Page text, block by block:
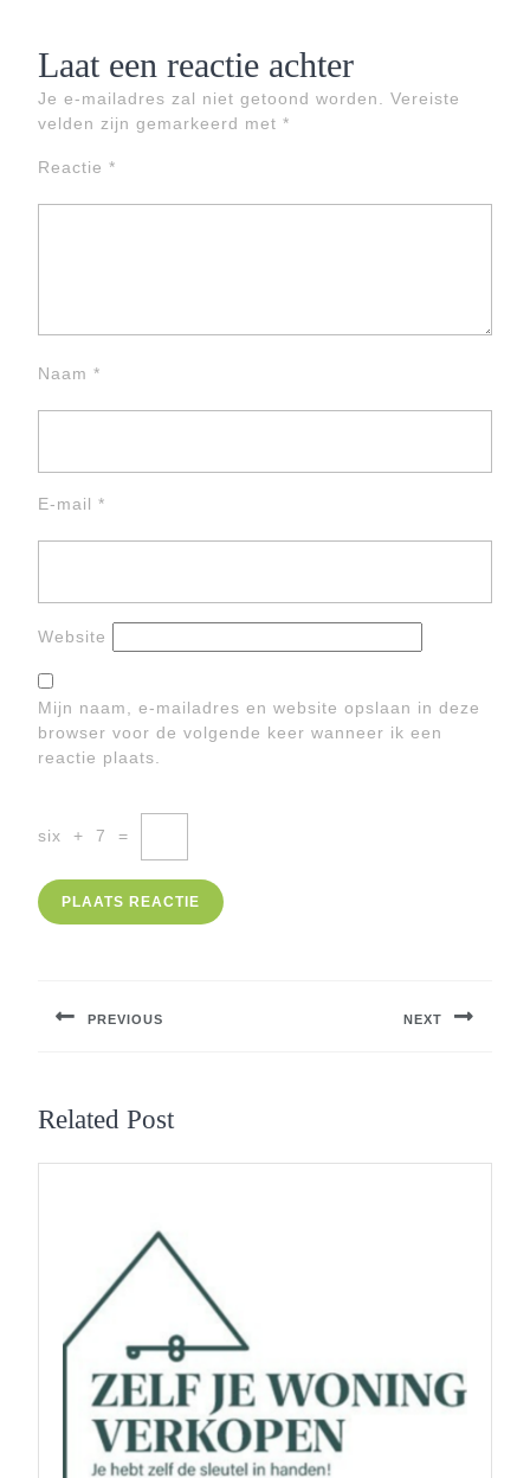
Laat een reactie achter
Je e-mailadres zal niet getoond worden.
Vereiste
velden zijn gemarkeerd met *
Reactie *
Naam *
E-mail *
Website
Mijn naam, e-mailadres en website opslaan in deze
browser voor de volgende keer wanneer ik een
reactie plaats.
six + 7 =
PREVIOUS NEXT
Related Post